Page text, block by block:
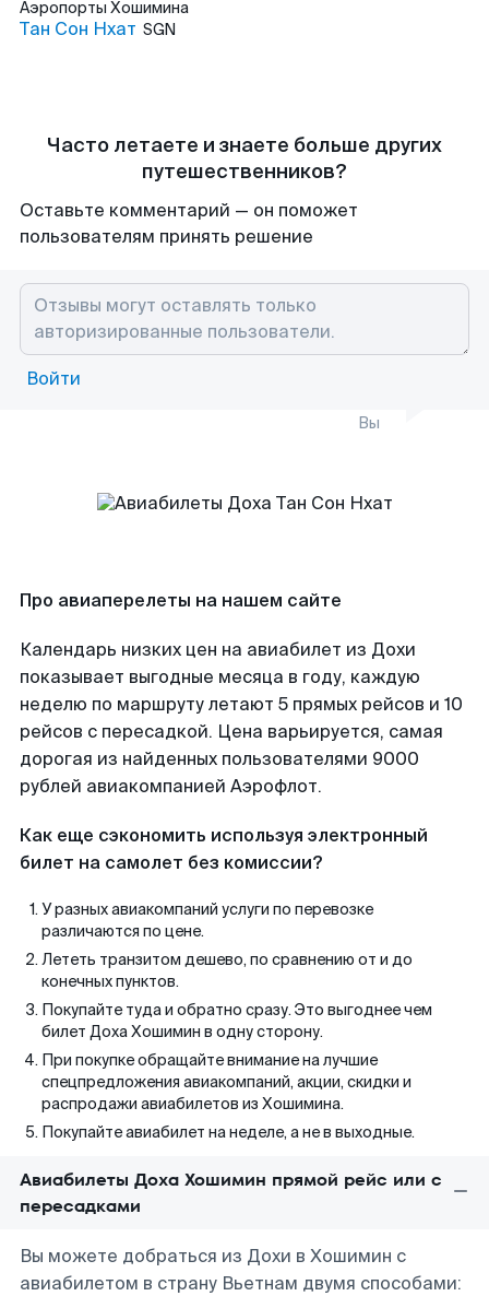
Аэропорты Хошимина
Тан Сон Нхат SGN
Часто летаете и знаете больше других
путешественников?
Оставьте комментарий — он поможет
пользователям принять решение
Войти
Вы
Про авиаперелеты на нашем сайте
Календарь низких цен на авиабилет из Дохи
показывает выгодные месяца в году, каждую
неделю по маршруту летают 5 прямых рейсов и 10
рейсов с пересадкой. Цена варьируется, самая
дорогая из найденных пользователями 9000
рублей авиакомпанией Аэрофлот.
Как еще сэкономить используя электронный
билет на самолет без комиссии?
У разных авиакомпаний услуги по перевозке
различаются по цене.
Лететь транзитом дешево, по сравнению от и до
конечных пунктов.
Покупайте туда и обратно сразу. Это выгоднее чем
билет Доха Хошимин в одну сторону.
При покупке обращайте внимание на лучшие
спецпредложения авиакомпаний, акции, скидки и
распродажи авиабилетов из Хошимина.
Покупайте авиабилет на неделе, а не в выходные.
Авиабилеты Доха Хошимин прямой рейс или с
пересадками
Вы можете добраться из Дохи в Хошимин с
авиабилетом в страну Вьетнам двумя способами: